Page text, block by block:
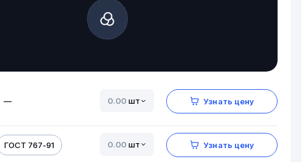
— шт Узнать цену
ГОСТ 767-91 шт Узнать цену